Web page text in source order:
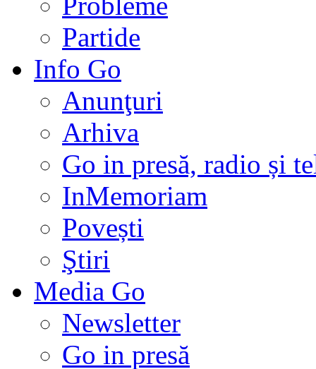
Partide
Info Go
Anunţuri
Arhiva
Go in presă, radio și
InMemoriam
Povești
Ştiri
Media Go
Newsletter
Go in presă